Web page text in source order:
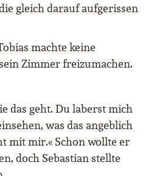
gleich darauf aufgerissen
machte keine
Zimmer freizumachen.
das geht. Du laberst mich
was das angeblich
mit mir.« Schon wollte er
doch Sebastian stellte